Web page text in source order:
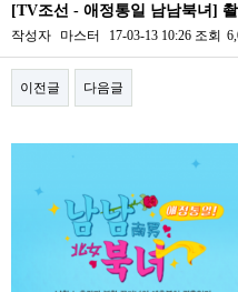
[TV조선 - 애정통일 남남북녀]
작성자 마스터 17-03-13 10:26 조회
이전글 다음글
본문